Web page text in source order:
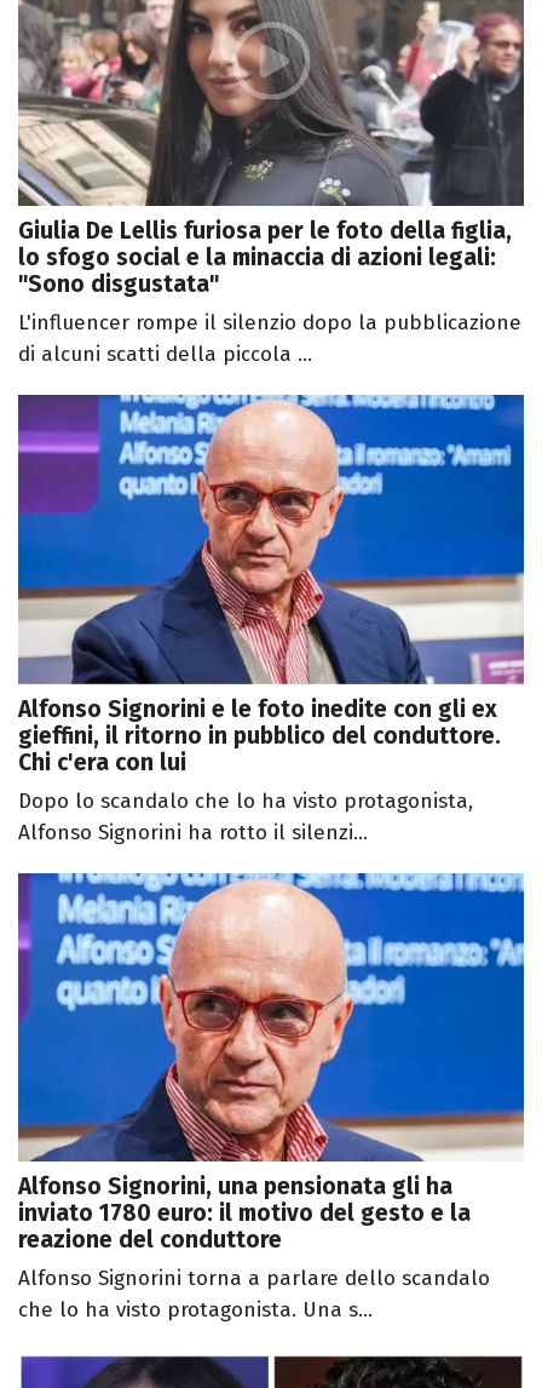
Giulia De Lellis furiosa per le foto della figlia,
lo sfogo social e la minaccia di azioni legali:
"Sono disgustata"
L'influencer rompe il silenzio dopo la pubblicazione
di alcuni scatti della piccola ...
Alfonso Signorini e le foto inedite con gli ex
gieffini, il ritorno in pubblico del conduttore.
Chi c'era con lui
Dopo lo scandalo che lo ha visto protagonista,
Alfonso Signorini ha rotto il silenzi...
Alfonso Signorini, una pensionata gli ha
inviato 1780 euro: il motivo del gesto e la
reazione del conduttore
Alfonso Signorini torna a parlare dello scandalo
che lo ha visto protagonista. Una s...